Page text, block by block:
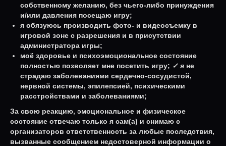
собственному желанию, без чьего-либо принуждения
и/или давления посещаю игру;
я обязуюсь производить фото- и видеосъемку в
игровой зоне с разрешения и в присутствии
администратора игры;
моё здоровье и психоэмоциональное состояние
полностью позволяет мне посетить игру; ✓ я не
страдаю заболеваниями сердечно-сосудистой,
нервной системы, эпилепсией, психическими
расстройствами и заболеваниями;
За свою реакцию, эмоциональное и физическое
состояние отвечаю только я сам(а) и снимаю с
организаторов ответственность за любые последствия,
вызванные сообщением недостоверной информации о